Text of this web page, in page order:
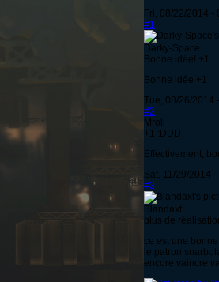
Fri, 08/22/2014 -
#1
Darky-Space
Bonne idée! +1
Bonne idée +1
Tue, 08/26/2014
#2
Mroli
+1 :DDD
Effectivement,
Sat, 11/29/2014 -
#3
Blandaxt
plus de
ce est une
le patron
encore vaincre